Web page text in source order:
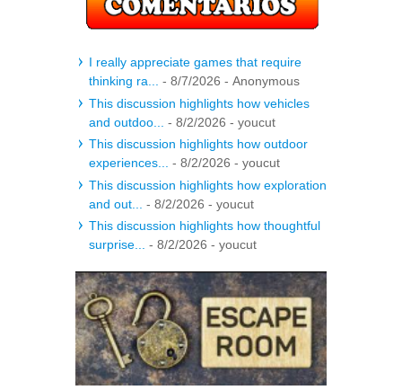
I really appreciate games that require
thinking ra...
- 8/7/2026 - Anonymous
This discussion highlights how vehicles
and outdoo...
- 8/2/2026 - youcut
This discussion highlights how outdoor
experiences...
- 8/2/2026 - youcut
This discussion highlights how exploration
and out...
- 8/2/2026 - youcut
This discussion highlights how thoughtful
surprise...
- 8/2/2026 - youcut